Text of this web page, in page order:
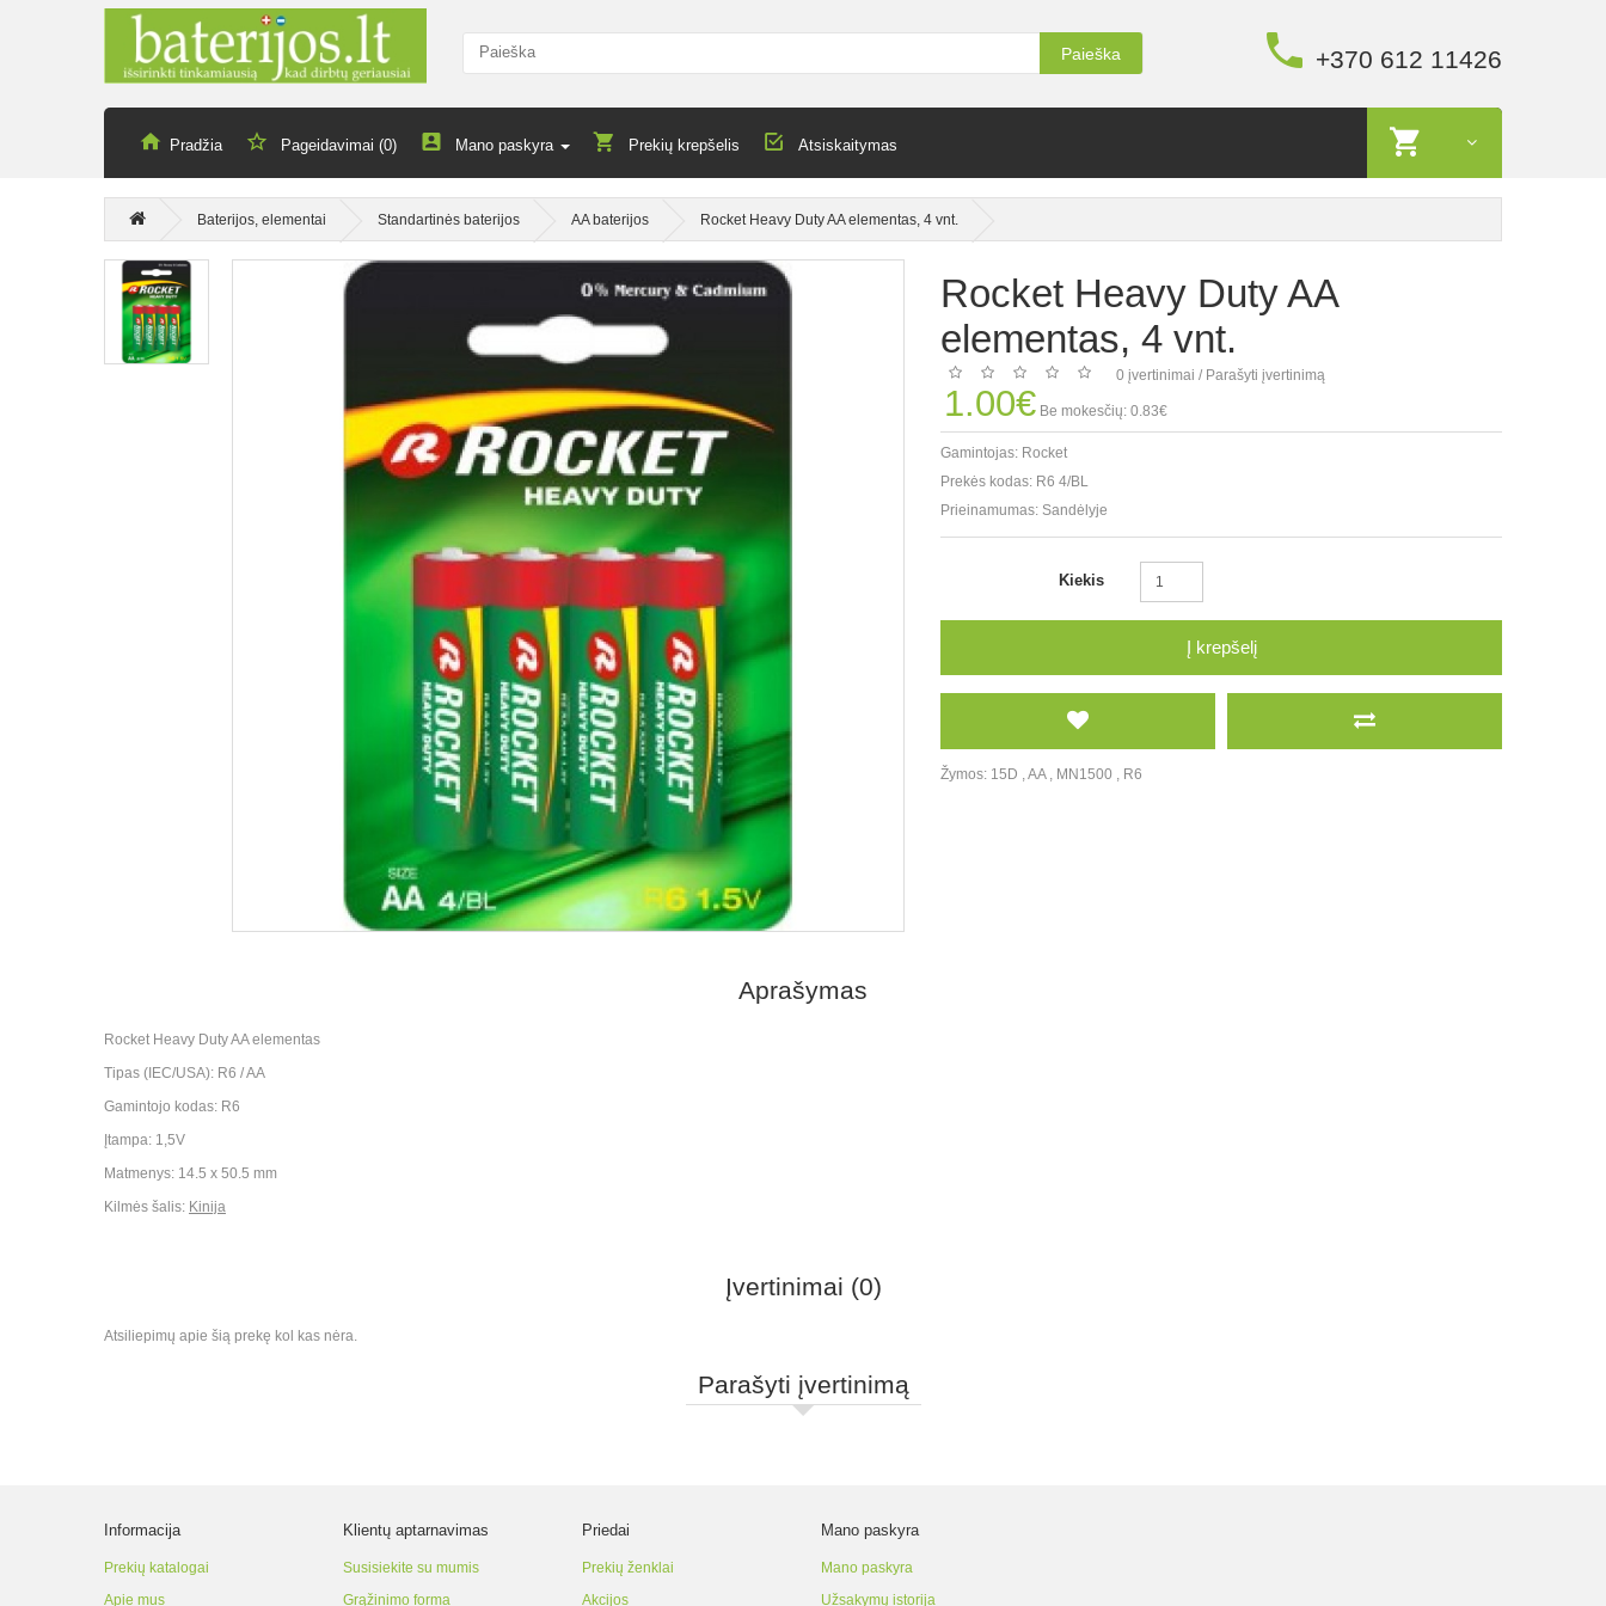
Paieška +370 612 11426
Pradžia Pageidavimai (0) Mano paskyra Prekių krepšelis Atsiskaitymas
Baterijos, elementai Standartinės baterijos AA baterijos Rocket Heavy Duty AA elementas, 4 vnt.
Rocket Heavy Duty AA
elementas, 4 vnt.
0 įvertinimai / Parašyti įvertinimą
1.00€ Be mokesčių: 0.83€
Gamintojas: Rocket
Prekės kodas: R6 4/BL
Prieinamumas: Sandėlyje
Kiekis
Į krepšelį
Žymos: 15D ,AA, MN1500 , R6
Aprašymas
Rocket Heavy Duty AA elementas
Tipas (IEC/USA): R6 / AA
Gamintojo kodas: R6
Įtampa: 1,5V
Matmenys: 14.5 x 50.5 mm
Kilmės šalis: Kinija
Įvertinimai (0)
Atsiliepimų apie šią prekę kol kas nėra.
Parašyti įvertinimą
Informacija
Prekių katalogai
Apie mus
Klientų aptarnavimas
Susisiekite su mumis
Grąžinimo forma
Priedai
Prekių ženklai
Akcijos
Mano paskyra
Mano paskyra
Užsakymų istorija